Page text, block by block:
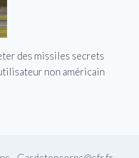
des missiles secrets
non américain